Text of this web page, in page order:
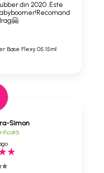
din 2020 .Este
Base Flexy 05 15ml
Simon